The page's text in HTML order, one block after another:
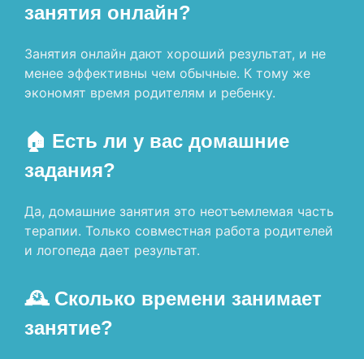
занятия онлайн?
Занятия онлайн дают хороший результат, и не
менее эффективны чем обычные. К тому же
экономят время родителям и ребенку.
🏠 Есть ли у вас домашние
задания?
Да, домашние занятия это неотъемлемая часть
терапии. Только совместная работа родителей
и логопеда дает результат.
🕰 Сколько времени занимает
занятие?